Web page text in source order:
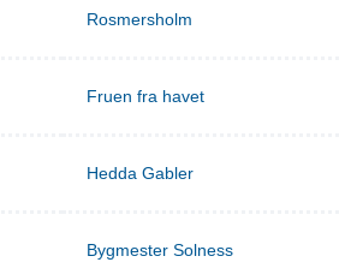
Rosmersholm
Fruen fra havet
Hedda Gabler
Bygmester Solness